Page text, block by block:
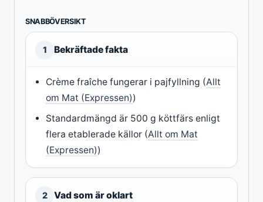
SNABBÖVERSIKT
1 Bekräftade fakta
Crème fraîche fungerar i pajfyllning (Allt
om Mat (Expressen))
Standardmängd är 500 g köttfärs enligt
flera etablerade källor (Allt om Mat
(Expressen))
2 Vad som är oklart